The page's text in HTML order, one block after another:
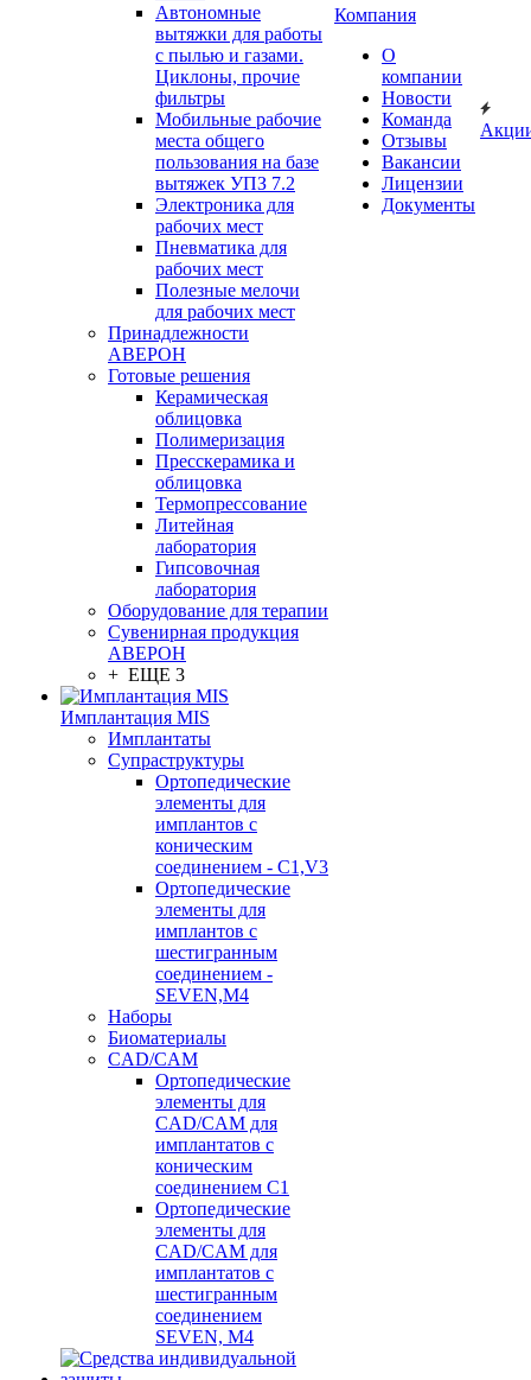
Автономные
вытяжки для работы
с пылью и газами.
Циклоны, прочие
фильтры
Мобильные рабочие
места общего
пользования на базе
вытяжек УПЗ 7.2
Электроника для
рабочих мест
Пневматика для
рабочих мест
Полезные мелочи
для рабочих мест
Принадлежности
АВЕРОН
Готовые решения
Керамическая
облицовка
Полимеризация
Пресскерамика и
облицовка
Термопрессование
Литейная
лаборатория
Гипсовочная
лаборатория
Оборудование для терапии
Сувенирная продукция
АВЕРОН
+ ЕЩЕ 3
Имплантация MIS
Имплантаты
Супраструктуры
Ортопедические
элементы для
имплантов с
коническим
соединением - C1,V3
Ортопедические
элементы для
имплантов с
шестигранным
соединением -
SEVEN,M4
Наборы
Биоматериалы
CAD/CAM
Ортопедические
элементы для
CAD/CAM для
имплантатов с
коническим
соединением С1
Ортопедические
элементы для
CAD/CAM для
имплантатов с
шестигранным
соединением
SEVEN, М4
Компания
О
компании
Новости
Команда
Отзывы
Вакансии
Лицензии
Документы